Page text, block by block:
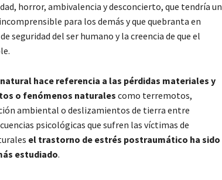
horror, ambivalencia y desconcierto, que tendría un
para los demás y que quebranta en
seguridad del ser humano y la creencia de que el
hace referencia a las pérdidas materiales y
o fenómenos naturales como terremotos,
ambiental o deslizamientos de tierra entre
psicológicas que sufren las víctimas de
el trastorno de estrés postraumático ha sido
estudiado.